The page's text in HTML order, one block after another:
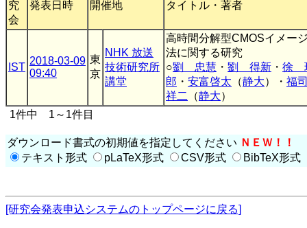
究
会
発表日時 開催地 タイトル・著者
IST
2018-03-09
09:40
東
京
NHK 放送
技術研究所
講堂
高時間分解型CMOSイメー
法に関する研究
○劉 忠慧 ・ 劉 得新 ・ 徐
郎 ・ 安富啓太 （静大）・ 福
祥二
（静大）
1件中 1～1件目
ダウンロード書式の初期値を指定してください ＮＥＷ！！
テキスト形式
pLaTeX形式 CSV形式 BibTeX形式
[研究会発表申込システムのトップページに戻る]